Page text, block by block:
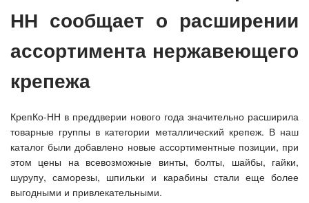
НН сообщает о расширении
ассортимента нержавеющего
крепежа
КрепКо-НН в преддверии нового года значительно расширила
товарные группы в категории металлический крепеж. В наш
каталог были добавлено новые ассортиментные позиции, при
этом цены на всевозможные винты, болты, шайбы, гайки,
шурупу, саморезы, шпильки и карабины стали еще более
выгодными и привлекательными.